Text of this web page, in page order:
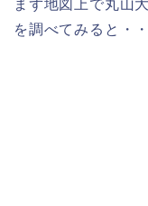
まず地図上で丸山
を調べてみると・・